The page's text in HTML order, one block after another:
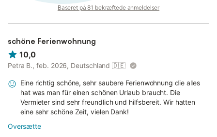
Baseret på 81 bekræftede anmeldelser
schöne Ferienwohnung
10,0
Petra B., feb. 2026, Deutschland 🇩🇪
Eine richtig schöne, sehr saubere Ferienwohnung die alles
hat was man für einen schönen Urlaub braucht. Die
Vermieter sind sehr freundlich und hilfsbereit. Wir hatten
eine sehr schöne Zeit, vielen Dank!
Oversætte